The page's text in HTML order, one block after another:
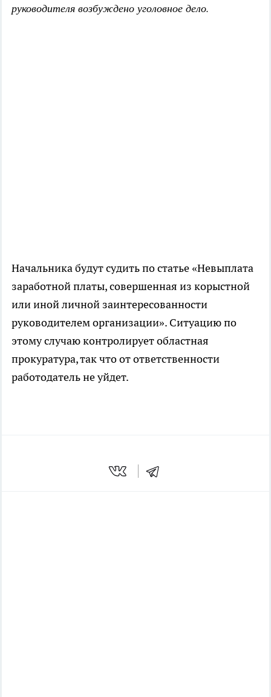
руководителя возбуждено уголовное дело.
Начальника будут судить по статье «Невыплата
заработной платы, совершенная из корыстной
или иной личной заинтересованности
руководителем организации». Ситуацию по
этому случаю контролирует областная
прокуратура, так что от ответственности
работодатель не уйдет.